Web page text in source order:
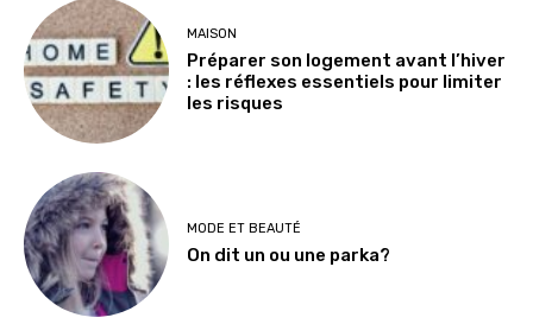
MAISON
Préparer son logement avant l’hiver
: les réflexes essentiels pour limiter
les risques
MODE ET BEAUTÉ
On dit un ou une parka?